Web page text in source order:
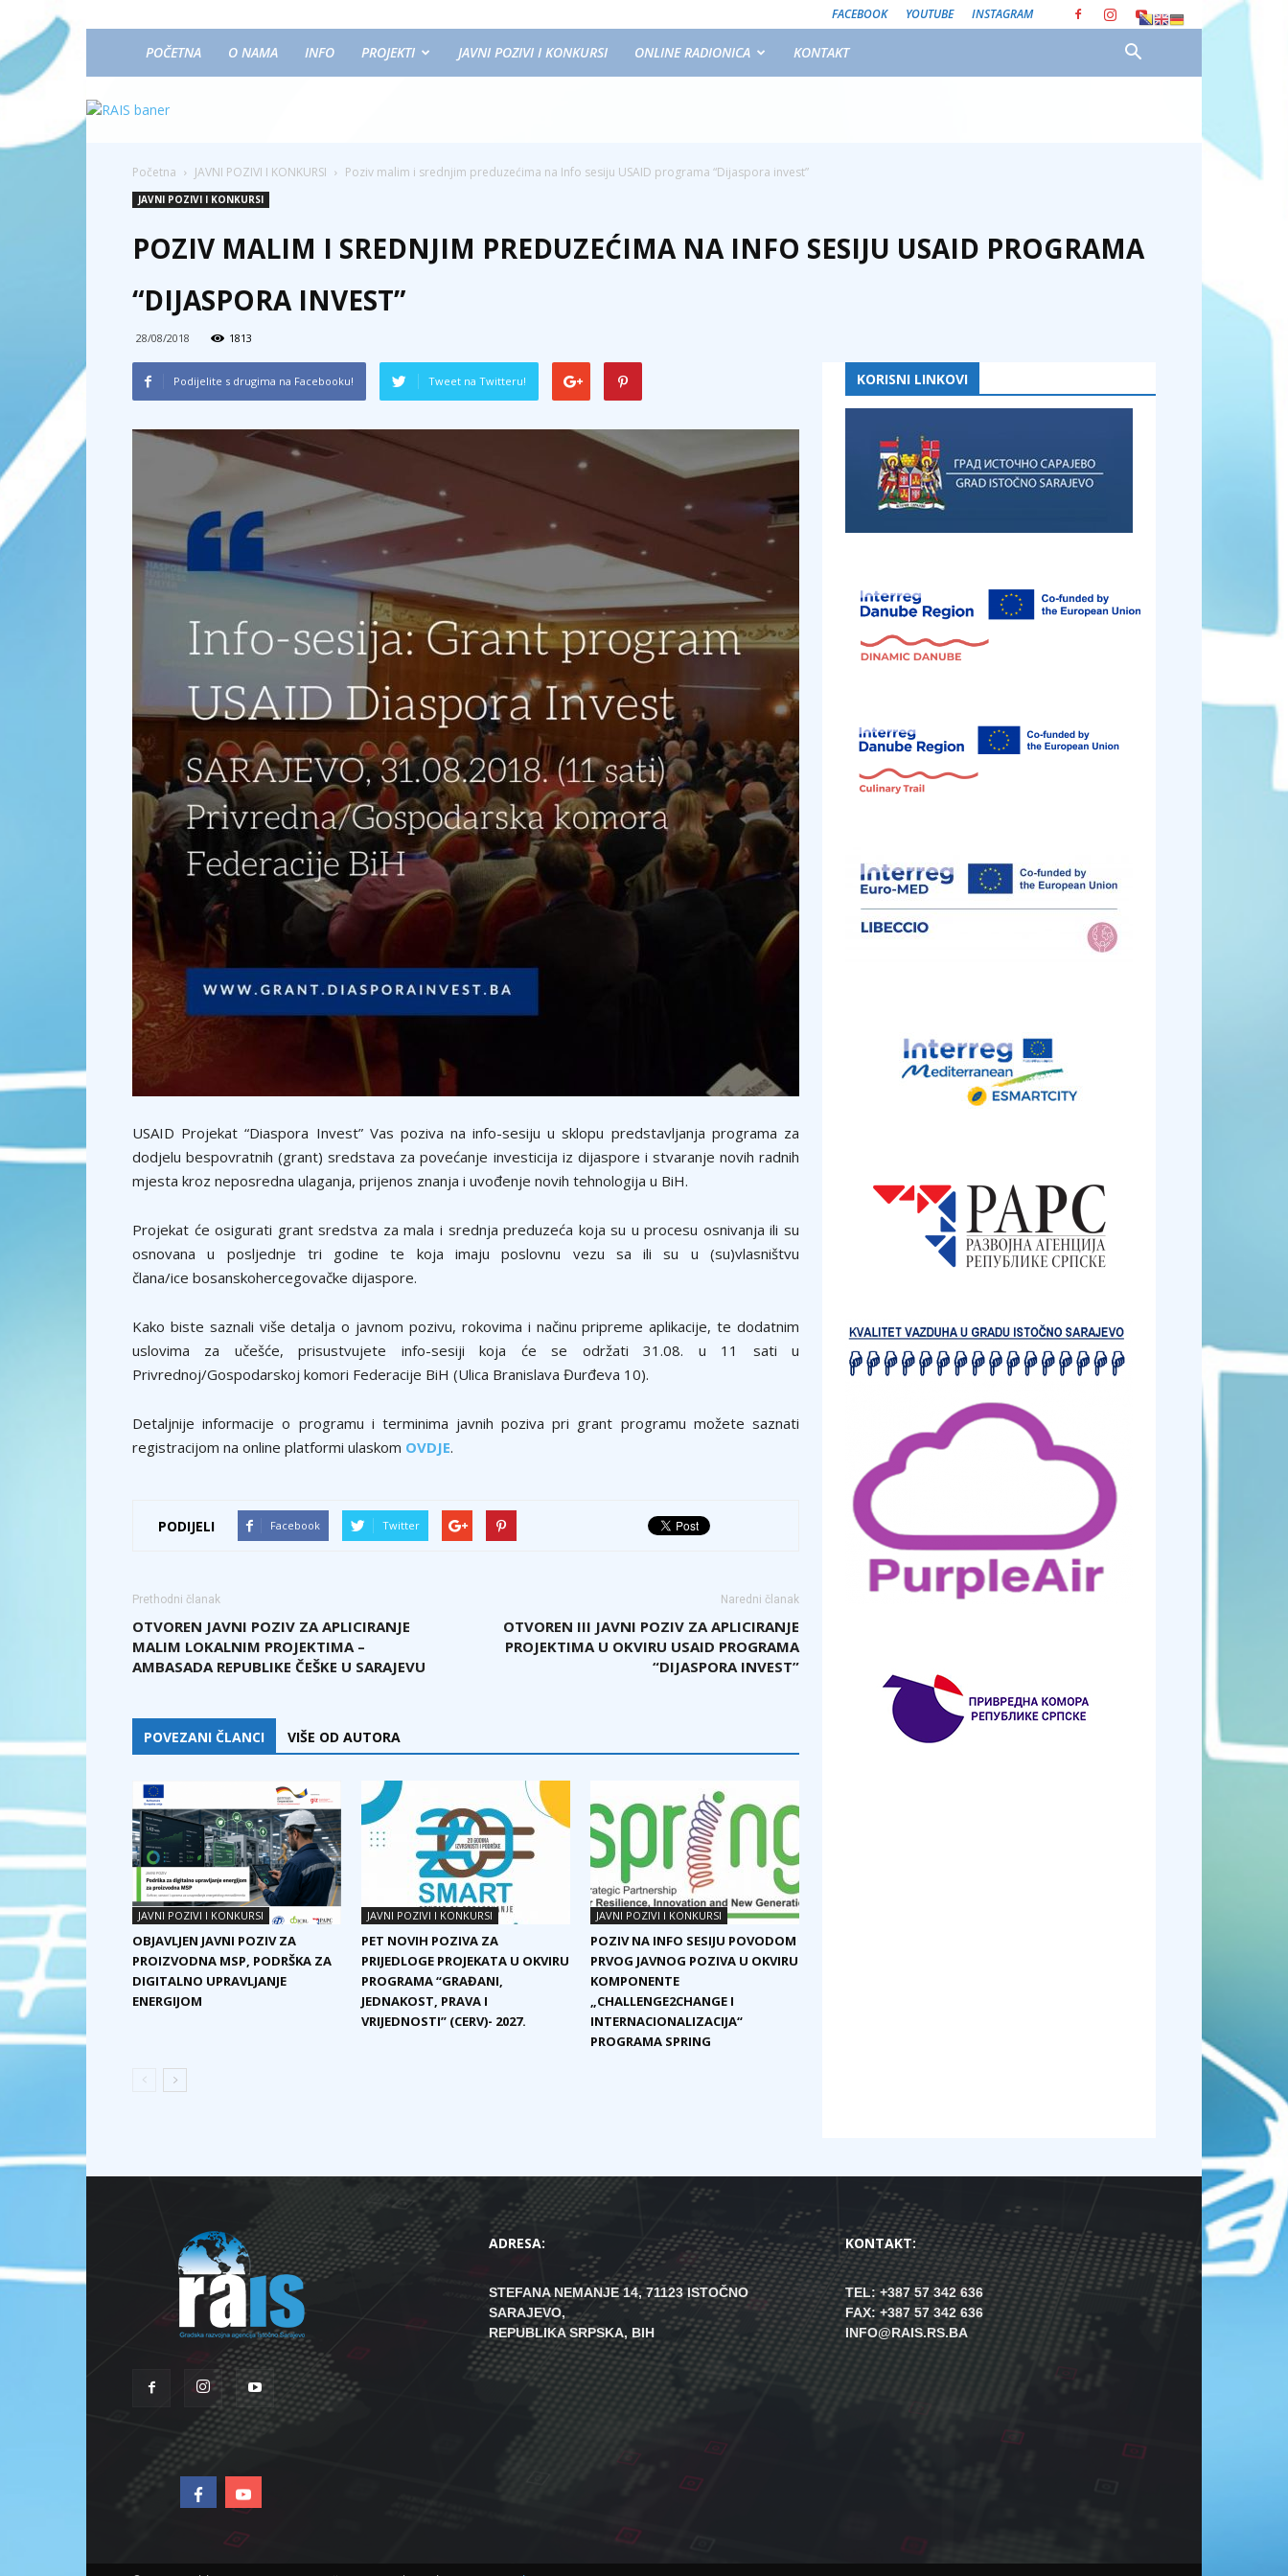
FACEBOOK YOUTUBE INSTAGRAM
POČETNA O NAMA INFO PROJEKTI JAVNI POZIVI I KONKURSI ONLINE RADIONICA KONTAKT
Početna JAVNI POZIVI I KONKURSI Poziv malim i srednjim preduzećima na Info sesiju USAID programa “Dijaspora invest”
JAVNI POZIVI I KONKURSI
POZIV MALIM I SREDNJIM PREDUZEĆIMA NA INFO SESIJU USAID PROGRAMA
“DIJASPORA INVEST”
28/08/2018 1813
Podijelite s drugima na Facebooku! Tweet na Twitteru!
USAID Projekat “Diaspora Invest” Vas poziva na info-sesiju u sklopu predstavljanja programa za
dodjelu bespovratnih (grant) sredstava za povećanje investicija iz dijaspore i stvaranje novih radnih
mjesta kroz neposredna ulaganja, prijenos znanja i uvođenje novih tehnologija u BiH.
Projekat će osigurati grant sredstva za mala i srednja preduzeća koja su u procesu osnivanja ili su
osnovana u posljednje tri godine te koja imaju poslovnu vezu sa ili su u (su)vlasništvu
člana/ice bosanskohercegovačke dijaspore.
Kako biste saznali više detalja o javnom pozivu, rokovima i načinu pripreme aplikacije, te dodatnim
uslovima za učešće, prisustvujete info-sesiji koja će se održati 31.08. u 11 sati u
Privrednoj/Gospodarskoj komori Federacije BiH (Ulica Branislava Đurđeva 10).
Detaljnije informacije o programu i terminima javnih poziva pri grant programu možete saznati
registracijom na online platformi ulaskom OVDJE.
PODIJELI Facebook Twitter
Prethodni članak
OTVOREN JAVNI POZIV ZA APLICIRANJE
MALIM LOKALNIM PROJEKTIMA –
AMBASADA REPUBLIKE ČEŠKE U SARAJEVU
Naredni članak
OTVOREN III JAVNI POZIV ZA APLICIRANJE
PROJEKTIMA U OKVIRU USAID PROGRAMA
“DIJASPORA INVEST”
POVEZANI ČLANCI VIŠE OD AUTORA
JAVNI POZIVI I KONKURSI
OBJAVLJEN JAVNI POZIV ZA
PROIZVODNA MSP, PODRŠKA ZA
DIGITALNO UPRAVLJANJE
ENERGIJOM
JAVNI POZIVI I KONKURSI
PET NOVIH POZIVA ZA
PRIJEDLOGE PROJEKATA U OKVIRU
PROGRAMA “GRAĐANI,
JEDNAKOST, PRAVA I
VRIJEDNOSTI” (CERV)- 2027.
JAVNI POZIVI I KONKURSI
POZIV NA INFO SESIJU POVODOM
PRVOG JAVNOG POZIVA U OKVIRU
KOMPONENTE
„CHALLENGE2CHANGE I
INTERNACIONALIZACIJA“
PROGRAMA SPRING
KORISNI LINKOVI
ADRESA:
STEFANA NEMANJE 14, 71123 ISTOČNO
SARAJEVO,
REPUBLIKA SRPSKA, BIH
KONTAKT:
TEL: +387 57 342 636
FAX: +387 57 342 636
INFO@RAIS.RS.BA